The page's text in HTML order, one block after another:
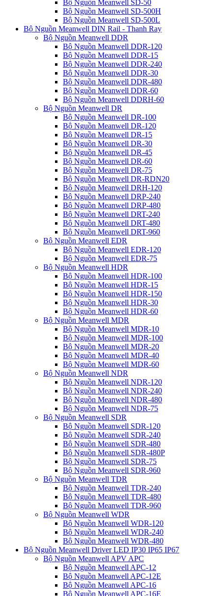
Bộ Nguồn Meanwell SD-50
Bộ Nguồn Meanwell SD-500H
Bộ Nguồn Meanwell SD-500L
Bộ Nguồn Meanwell DIN Rail - Thanh Ray
Bộ Nguồn Meanwell DDR
Bộ Nguồn Meanwell DDR-120
Bộ Nguồn Meanwell DDR-15
Bộ Nguồn Meanwell DDR-240
Bộ Nguồn Meanwell DDR-30
Bộ Nguồn Meanwell DDR-480
Bộ Nguồn Meanwell DDR-60
Bộ Nguồn Meanwell DDRH-60
Bộ Nguồn Meanwell DR
Bộ Nguồn Meanwell DR-100
Bộ Nguồn Meanwell DR-120
Bộ Nguồn Meanwell DR-15
Bộ Nguồn Meanwell DR-30
Bộ Nguồn Meanwell DR-45
Bộ Nguồn Meanwell DR-60
Bộ Nguồn Meanwell DR-75
Bộ Nguồn Meanwell DR-RDN20
Bộ Nguồn Meanwell DRH-120
Bộ Nguồn Meanwell DRP-240
Bộ Nguồn Meanwell DRP-480
Bộ Nguồn Meanwell DRT-240
Bộ Nguồn Meanwell DRT-480
Bộ Nguồn Meanwell DRT-960
Bộ Nguồn Meanwell EDR
Bộ Nguồn Meanwell EDR-120
Bộ Nguồn Meanwell EDR-75
Bộ Nguồn Meanwell HDR
Bộ Nguồn Meanwell HDR-100
Bộ Nguồn Meanwell HDR-15
Bộ Nguồn Meanwell HDR-150
Bộ Nguồn Meanwell HDR-30
Bộ Nguồn Meanwell HDR-60
Bộ Nguồn Meanwell MDR
Bộ Nguồn Meanwell MDR-10
Bộ Nguồn Meanwell MDR-100
Bộ Nguồn Meanwell MDR-20
Bộ Nguồn Meanwell MDR-40
Bộ Nguồn Meanwell MDR-60
Bộ Nguồn Meanwell NDR
Bộ Nguồn Meanwell NDR-120
Bộ Nguồn Meanwell NDR-240
Bộ Nguồn Meanwell NDR-480
Bộ Nguồn Meanwell NDR-75
Bộ Nguồn Meanwell SDR
Bộ Nguồn Meanwell SDR-120
Bộ Nguồn Meanwell SDR-240
Bộ Nguồn Meanwell SDR-480
Bộ Nguồn Meanwell SDR-480P
Bộ Nguồn Meanwell SDR-75
Bộ Nguồn Meanwell SDR-960
Bộ Nguồn Meanwell TDR
Bộ Nguồn Meanwell TDR-240
Bộ Nguồn Meanwell TDR-480
Bộ Nguồn Meanwell TDR-960
Bộ Nguồn Meanwell WDR
Bộ Nguồn Meanwell WDR-120
Bộ Nguồn Meanwell WDR-240
Bộ Nguồn Meanwell WDR-480
Bộ Nguồn Meanwell Driver LED IP30 IP65 IP67
Bộ Nguồn Meanwell APV APC
Bộ Nguồn Meanwell APC-12
Bộ Nguồn Meanwell APC-12E
Bộ Nguồn Meanwell APC-16
Bộ Nguồn Meanwell APC-16E